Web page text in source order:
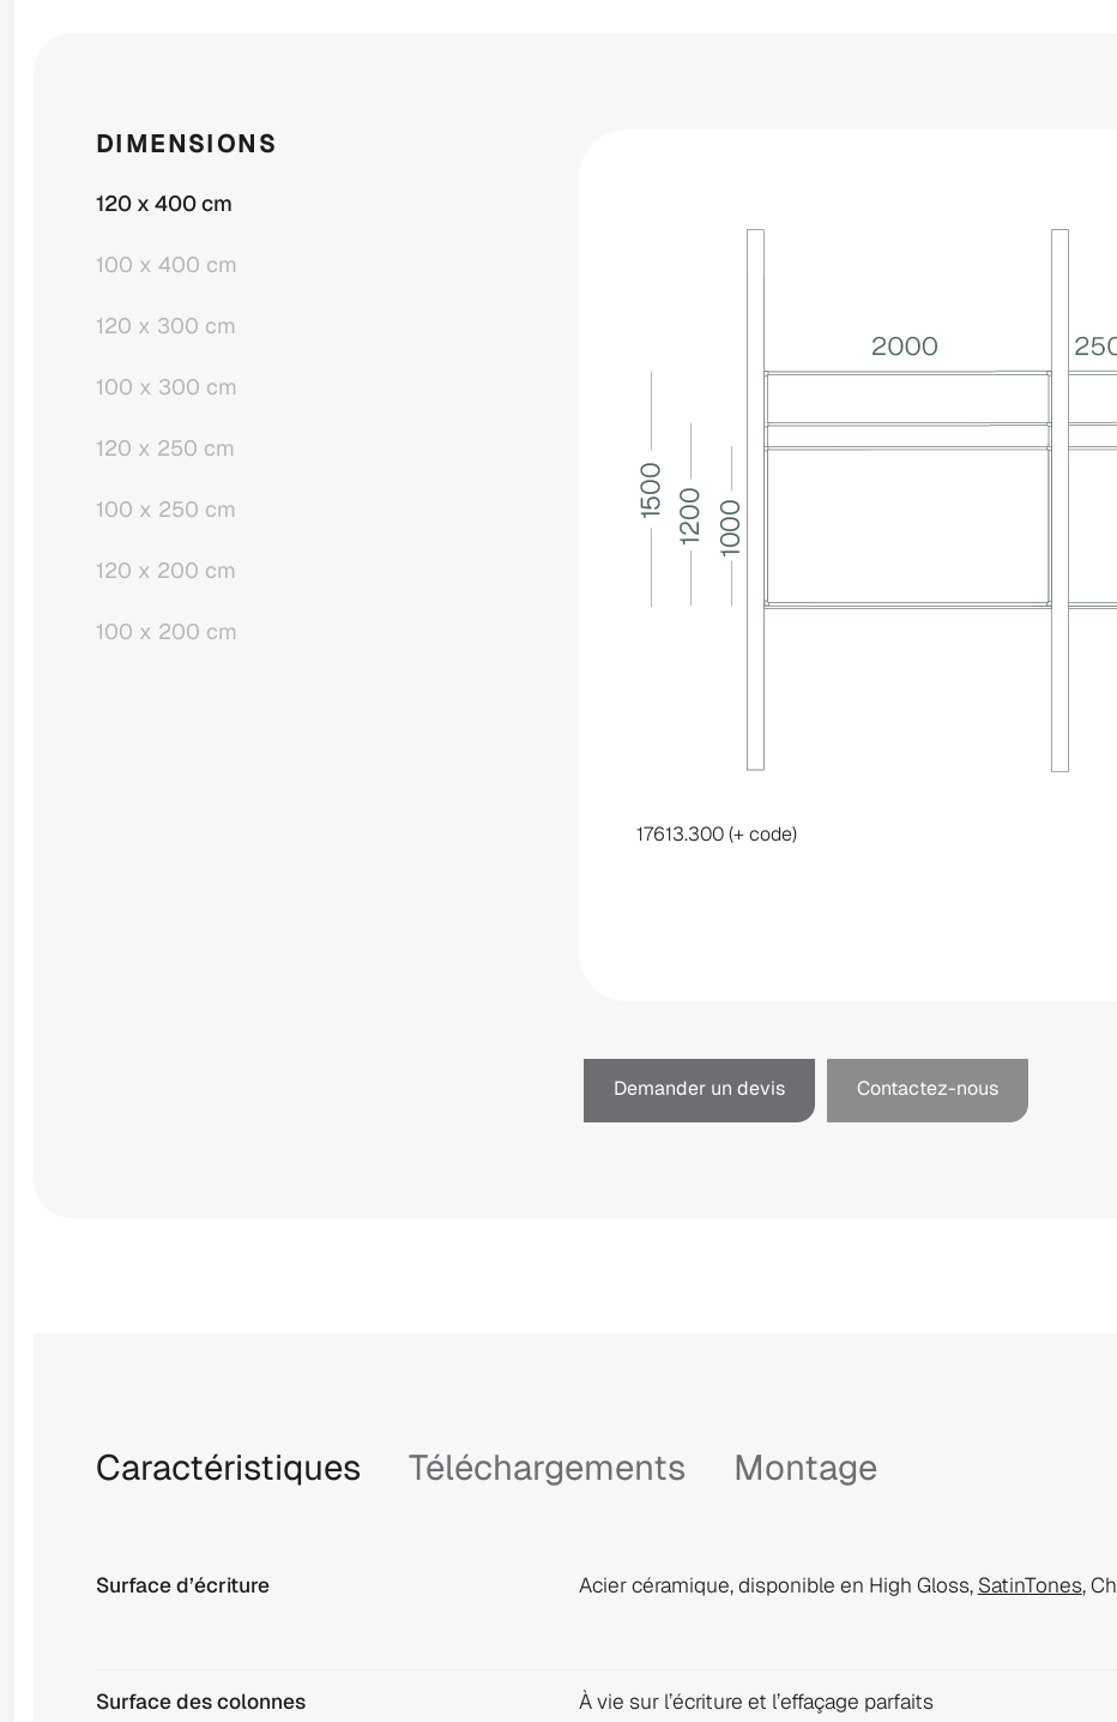
DIMENSIONS
120 x 400 cm
100 x 400 cm
120 x 300 cm
100 x 300 cm
120 x 250 cm
100 x 250 cm
120 x 200 cm
100 x 200 cm
17613.300 (+ code)
Demander un devis Contactez-nous
Caractéristiques Téléchargements Montage
Surface d’écriture Acier céramique, disponible en High Gloss, SatinTones,
Surface des colonnes À vie sur l’écriture et l’effaçage parfaits